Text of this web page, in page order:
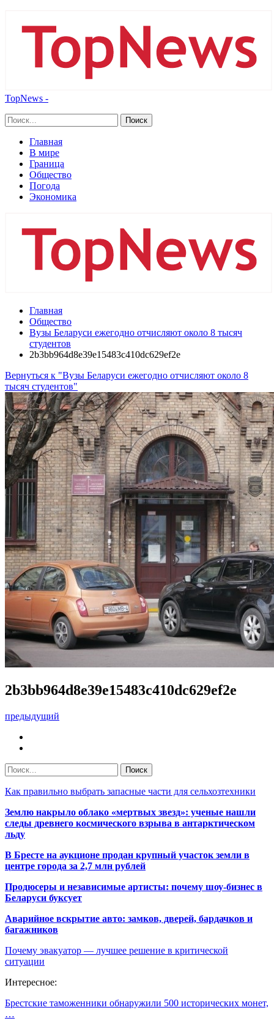
TopNews -
Главная
В мире
Граница
Общество
Погода
Экономика
Главная
Общество
Вузы Беларуси ежегодно отчисляют около 8 тысяч
студентов
2b3bb964d8e39e15483c410dc629ef2e
Вернуться к "Вузы Беларуси ежегодно отчисляют около 8
тысяч студентов"
2b3bb964d8e39e15483c410dc629ef2e
предыдущий
Как правильно выбрать запасные части для сельхозтехники
Землю накрыло облако «мертвых звезд»: ученые нашли
следы древнего космического взрыва в антарктическом
льду
В Бресте на аукционе продан крупный участок земли в
центре города за 2,7 млн рублей
Продюсеры и независимые артисты: почему шоу-бизнес в
Беларуси буксует
Аварийное вскрытие авто: замков, дверей, бардачков и
багажников
Почему эвакуатор — лучшее решение в критической
ситуации
Интересное:
Брестские таможенники обнаружили 500 исторических монет,
…